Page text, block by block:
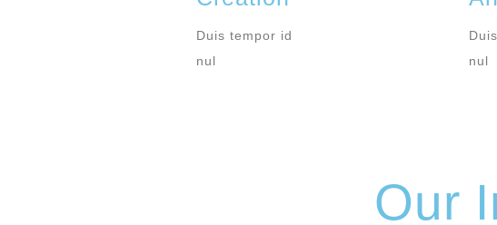
Duis tempor id
nul
nul
Our